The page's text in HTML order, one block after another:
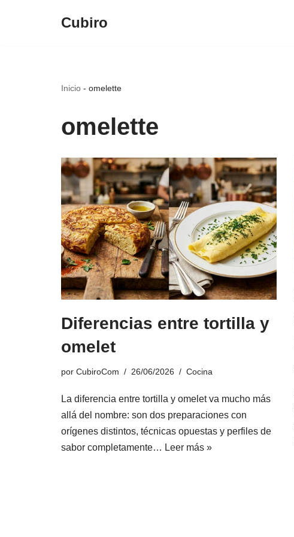
Cubiro
Inicio - omelette
omelette
Diferencias entre tortilla y
omelet
por CubiroCom 26/06/2026 Cocina
La diferencia entre tortilla y omelet va mucho más
allá del nombre: son dos preparaciones con
orígenes distintos, técnicas opuestas y perfiles de
sabor completamente… Leer más »